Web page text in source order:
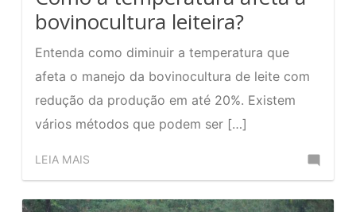
bovinocultura leiteira?
Entenda como diminuir a temperatura que
afeta o manejo da bovinocultura de leite com
redução da produção em até 20%. Existem
vários métodos que podem ser […]
LEIA MAIS
Como